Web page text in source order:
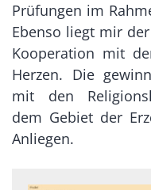
Prüfungen im
Ebenso liegt mir
Kooperation mit
Herzen. Die
mit den
dem Gebiet der
Anliegen.